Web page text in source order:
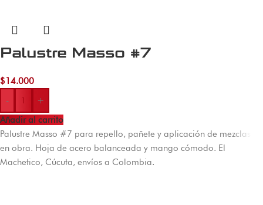
Palustre Masso #7
$14.000
-
+
Añadir al carrito
Palustre Masso #7 para repello, pañete y aplicación de mezclas
en obra. Hoja de acero balanceada y mango cómodo. El
Machetico, Cúcuta, envíos a Colombia.